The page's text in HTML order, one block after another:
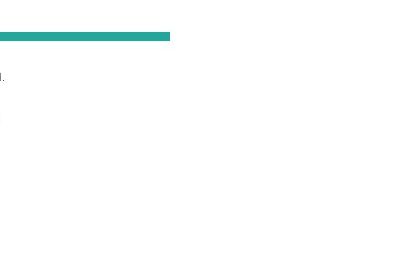
امام جمعه شهرستان ساوجبلاغ اظهارداشت : اربعین امسال سراسر حماسه خونخواهی و مرگ بر آمریکا و اسرائیل بود.